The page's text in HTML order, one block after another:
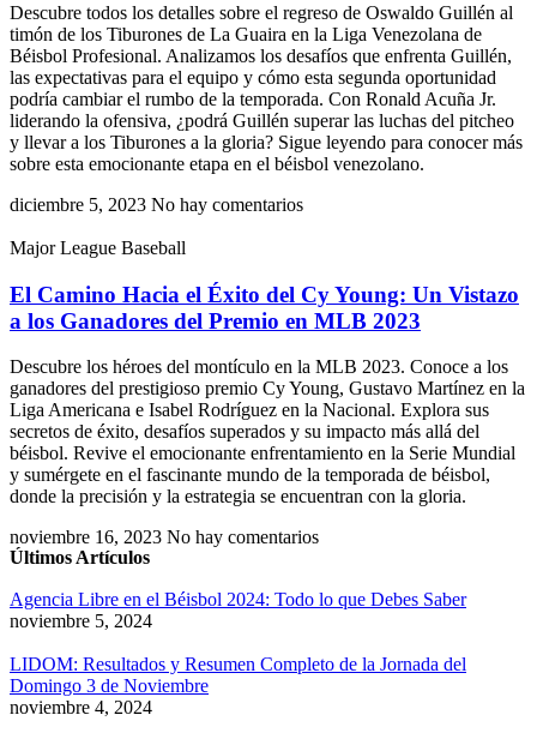
Descubre todos los detalles sobre el regreso de Oswaldo Guillén al
timón de los Tiburones de La Guaira en la Liga Venezolana de
Béisbol Profesional. Analizamos los desafíos que enfrenta Guillén,
las expectativas para el equipo y cómo esta segunda oportunidad
podría cambiar el rumbo de la temporada. Con Ronald Acuña Jr.
liderando la ofensiva, ¿podrá Guillén superar las luchas del pitcheo
y llevar a los Tiburones a la gloria? Sigue leyendo para conocer más
sobre esta emocionante etapa en el béisbol venezolano.
diciembre 5, 2023 No hay comentarios
Major League Baseball
El Camino Hacia el Éxito del Cy Young: Un Vistazo
a los Ganadores del Premio en MLB 2023
Descubre los héroes del montículo en la MLB 2023. Conoce a los
ganadores del prestigioso premio Cy Young, Gustavo Martínez en la
Liga Americana e Isabel Rodríguez en la Nacional. Explora sus
secretos de éxito, desafíos superados y su impacto más allá del
béisbol. Revive el emocionante enfrentamiento en la Serie Mundial
y sumérgete en el fascinante mundo de la temporada de béisbol,
donde la precisión y la estrategia se encuentran con la gloria.
noviembre 16, 2023 No hay comentarios
Últimos Artículos
Agencia Libre en el Béisbol 2024: Todo lo que Debes Saber
noviembre 5, 2024
LIDOM: Resultados y Resumen Completo de la Jornada del
Domingo 3 de Noviembre
noviembre 4, 2024